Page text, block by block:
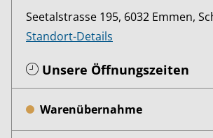
Seetalstrasse 195, 6032 Emmen,
Standort-Details
Unsere Öffnungszeiten
Warenübernahme